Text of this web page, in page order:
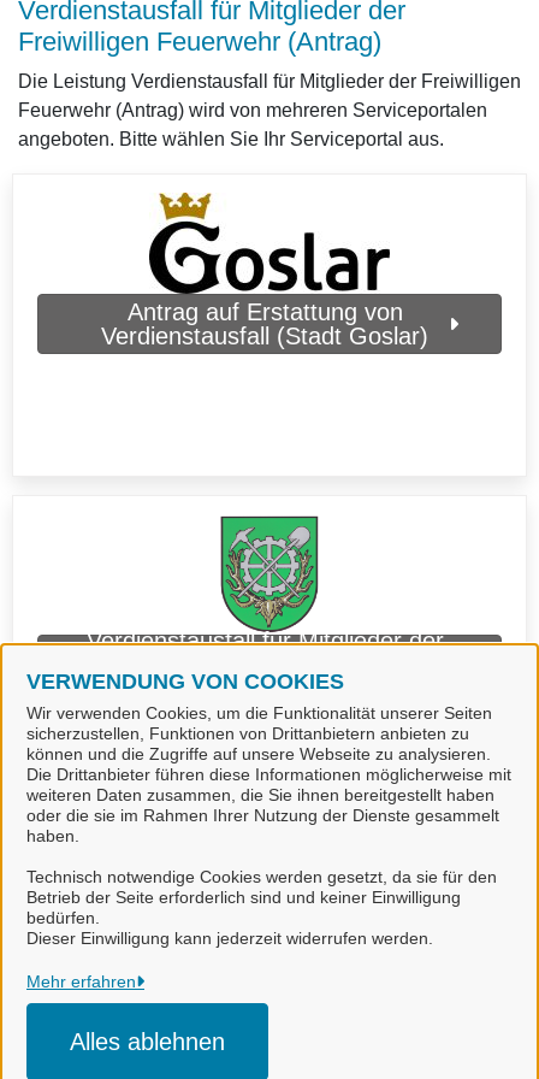
VERWENDUNG VON COOKIES
Wir verwenden Cookies, um die Funktionalität unserer Seiten
sicherzustellen, Funktionen von Drittanbietern anbieten zu
können und die Zugriffe auf unsere Webseite zu analysieren.
Die Drittanbieter führen diese Informationen möglicherweise mit
weiteren Daten zusammen, die Sie ihnen bereitgestellt haben
oder die sie im Rahmen Ihrer Nutzung der Dienste gesammelt
haben.
Technisch notwendige Cookies werden gesetzt, da sie für den
Betrieb der Seite erforderlich sind und keiner Einwilligung
bedürfen.
Dieser Einwilligung kann jederzeit widerrufen werden.
Mehr erfahren
Alles ablehnen
Verdienstausfall für Mitglieder der
Freiwilligen Feuerwehr (Antrag)
Die Leistung Verdienstausfall für Mitglieder der Freiwilligen
Feuerwehr (Antrag) wird von mehreren Serviceportalen
angeboten. Bitte wählen Sie Ihr Serviceportal aus.
Antrag auf Erstattung von
Verdienstausfall (Stadt Goslar)
Verdienstausfall für Mitglieder der
(Stadt Langelsheim)
Landkreis Goslar
Alle Rechte vorbehalten